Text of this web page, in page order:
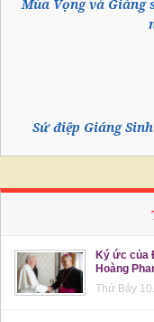
Mùa Vọng và
Sứ điệp Giáng
Ký ức của
Hoàng
Thứ Bảy